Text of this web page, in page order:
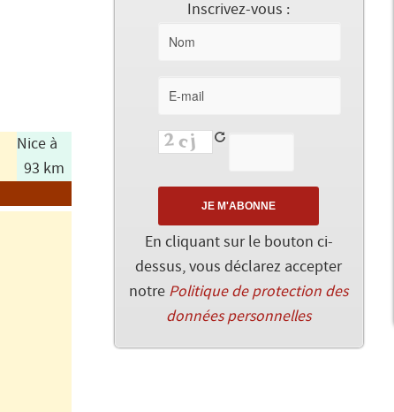
Nice à
93 km
Inscrivez-vous :
En cliquant sur le bouton ci-
dessus, vous déclarez accepter
notre Politique de protection des
données personnelles